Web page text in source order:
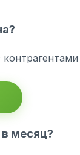
месяц?